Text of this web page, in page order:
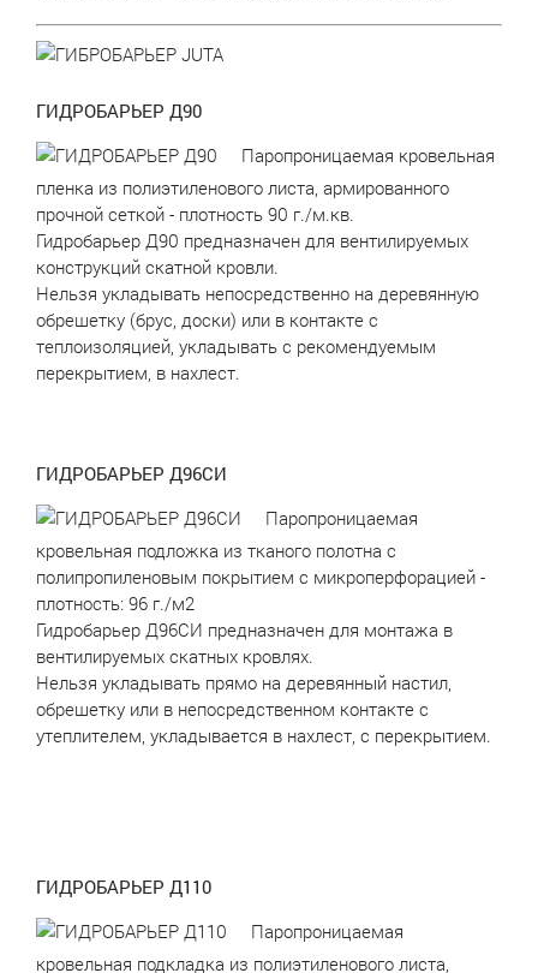
ГИДРОБАРЬЕР Д90
Паропроницаемая кровельная
пленка из полиэтиленового листа, армированного
прочной сеткой - плотность 90 г./м.кв.
Гидробарьер Д90 предназначен для вентилируемых
конструкций скатной кровли.
Нельзя укладывать непосредственно на деревянную
обрешетку (брус, доски) или в контакте с
теплоизоляцией, укладывать с рекомендуемым
перекрытием, в нахлест.
ГИДРОБАРЬЕР Д96СИ
Паропроницаемая
кровельная подложка из тканого полотна с
полипропиленовым покрытием с микроперфорацией -
плотность: 96 г./м2
Гидробарьер Д96СИ предназначен для монтажа в
вентилируемых скатных кровлях.
Нельзя укладывать прямо на деревянный настил,
обрешетку или в непосредственном контакте с
утеплителем, укладывается в нахлест, с перекрытием.
ГИДРОБАРЬЕР Д110
Паропроницаемая
кровельная подкладка из полиэтиленового листа,